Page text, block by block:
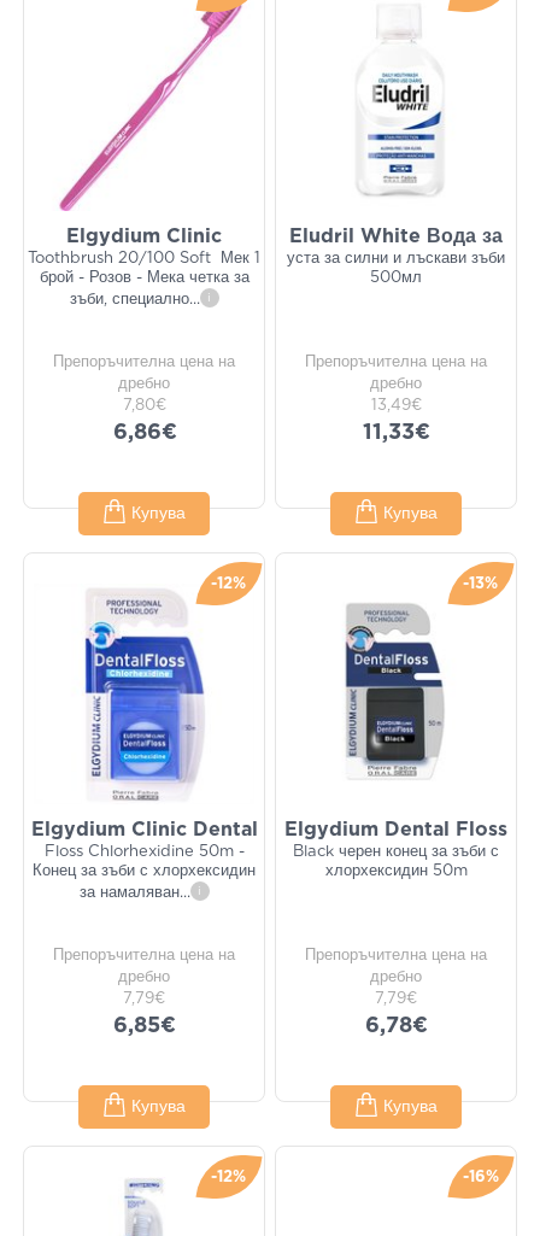
Elgydium Clinic
Toothbrush 20/100 Soft Мек 1
брой - Розов - Мека четка за
зъби, специално... i
Препоръчителна цена на
дребно
7,80€
6,86€
Купува
Eludril White Вода за
уста за силни и лъскави зъби
500мл
Препоръчителна цена на
дребно
13,49€
11,33€
Купува
-12%
Elgydium Clinic Dental
Floss Chlorhexidine 50m -
Конец за зъби с хлорхексидин
за намаляван... i
Препоръчителна цена на
дребно
7,79€
6,85€
Купува
-13%
Elgydium Dental Floss
Black черен конец за зъби с
хлорхексидин 50m
Препоръчителна цена на
дребно
7,79€
6,78€
Купува
-12% -16%